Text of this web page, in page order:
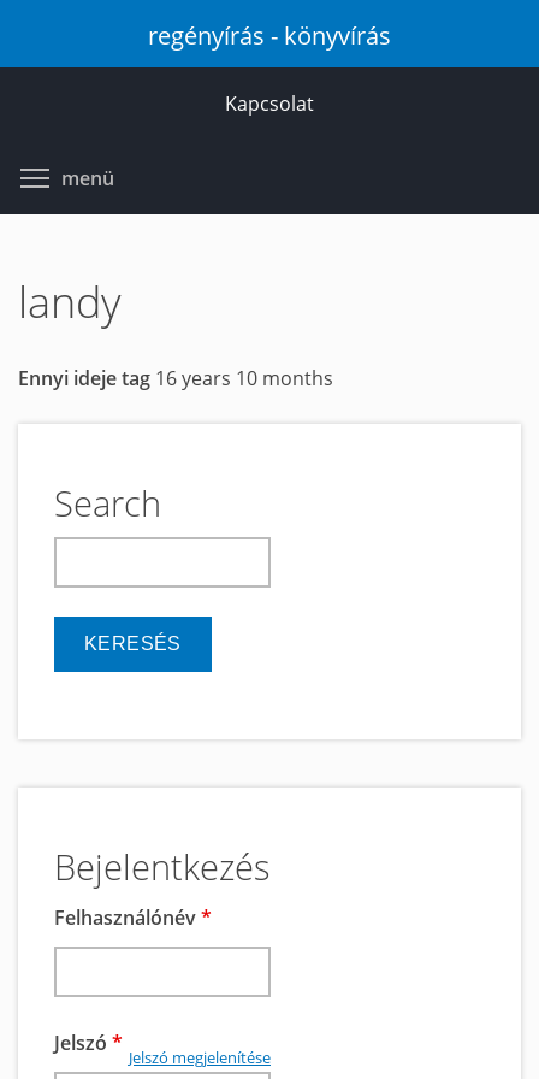
regényírás - könyvírás
Kapcsolat
menü
landy
Ennyi ideje tag 16 years 10 months
Search
Bejelentkezés
Felhasználónév*
Jelszó *
Jelszó megjelenítése